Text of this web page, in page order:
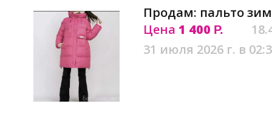
Продам: пальто
Цена 1 400 Р.
31 июля 2026 г. в